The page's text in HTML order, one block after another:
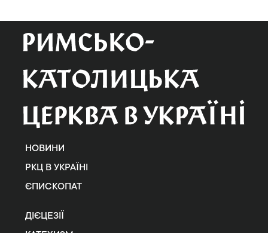
НОВИНИ
РКЦ В УКРАЇНІ
ЄПИСКОПАТ
ДІЄЦЕЗІЇ